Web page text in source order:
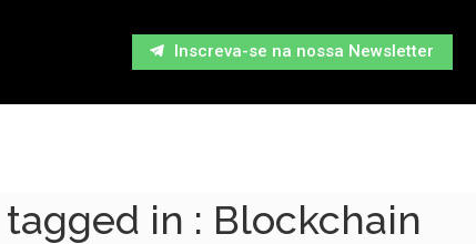
Inscreva-se na nossa Newsletter
tagged in : Blockchain